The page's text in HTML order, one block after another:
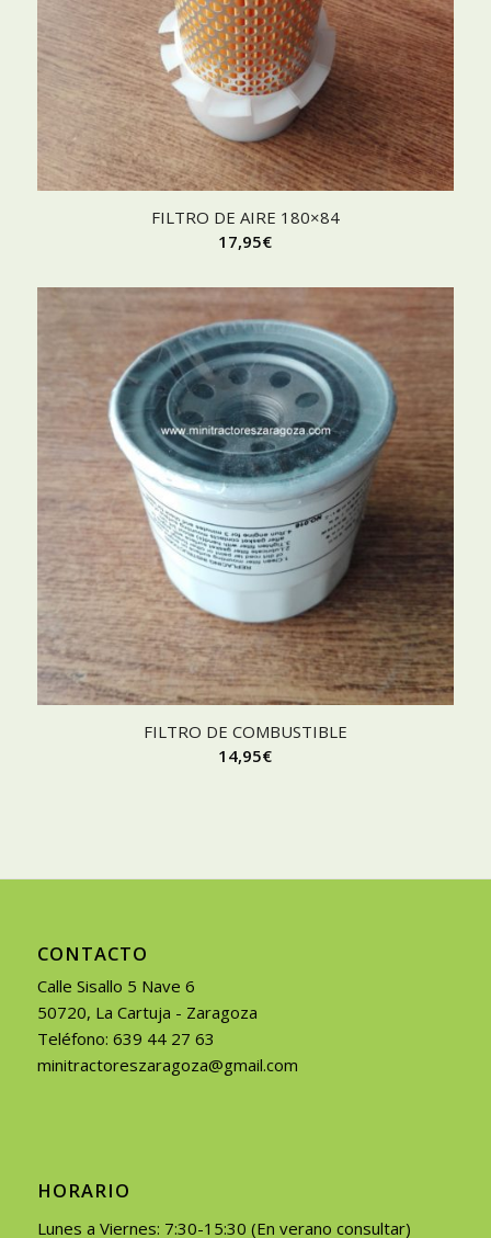
FILTRO DE AIRE 180×84
17,95€
FILTRO DE COMBUSTIBLE
14,95€
CONTACTO
Calle Sisallo 5 Nave 6
50720, La Cartuja - Zaragoza
Teléfono: 639 44 27 63
minitractoreszaragoza@gmail.com
HORARIO
Lunes a Viernes: 7:30-15:30 (En verano consultar)